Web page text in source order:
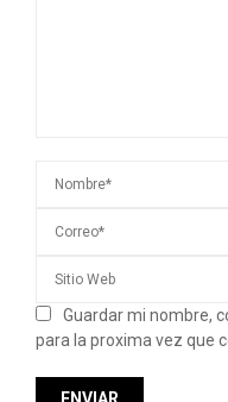
Guardar mi nombre,
para la proxima vez que